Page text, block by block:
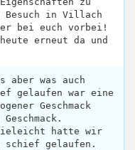
Besuch in Villach
bei euch vorbei!
erneut da und
aber was auch
gelaufen war eine
Geschmack
hatte wir
schief gelaufen.